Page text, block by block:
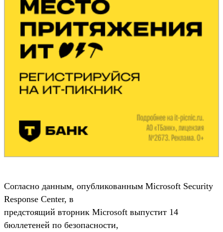
Согласно данным, опубликованным Microsoft Security
Response Center, в
предстоящий вторник Microsoft выпустит 14
бюллетеней по безопасности,